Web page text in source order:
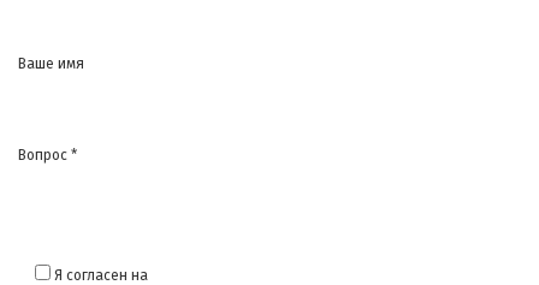
Ваше имя
Вопрос *
Я согласен на